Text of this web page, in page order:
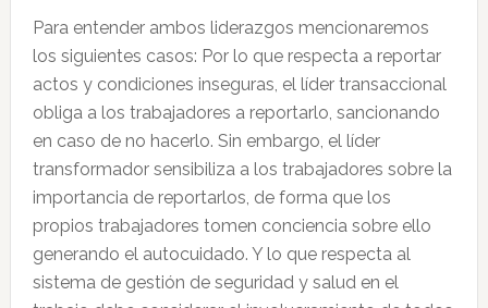
Para entender ambos liderazgos mencionaremos
los siguientes casos: Por lo que respecta a reportar
actos y condiciones inseguras, el líder transaccional
obliga a los trabajadores a reportarlo, sancionando
en caso de no hacerlo. Sin embargo, el líder
transformador sensibiliza a los trabajadores sobre la
importancia de reportarlos, de forma que los
propios trabajadores tomen conciencia sobre ello
generando el autocuidado. Y lo que respecta al
sistema de gestión de seguridad y salud en el